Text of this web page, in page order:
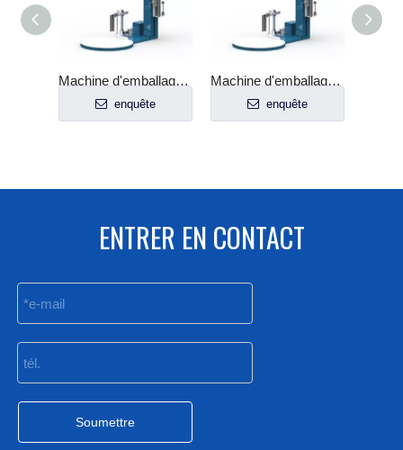
Machine d'emballage de palettes entièrement automatique, avec dispositif de découpe de film
enquête
Machine d'emballage étirable entièrement automatique avec dispositif de découpe de film
enquête
ENTRER EN CONTACT
Soumettre